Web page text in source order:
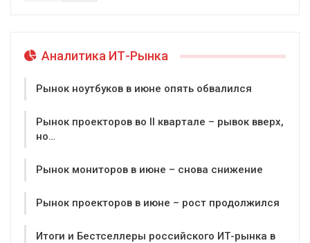
Аналитика ИТ-Рынка
Рынок ноутбуков в июне опять обвалился
Рынок проекторов во II квартале – рывок вверх,
но…
Рынок мониторов в июне – снова снижение
Рынок проекторов в июне – рост продолжился
Итоги и Бестселлеры российского ИТ-рынка в